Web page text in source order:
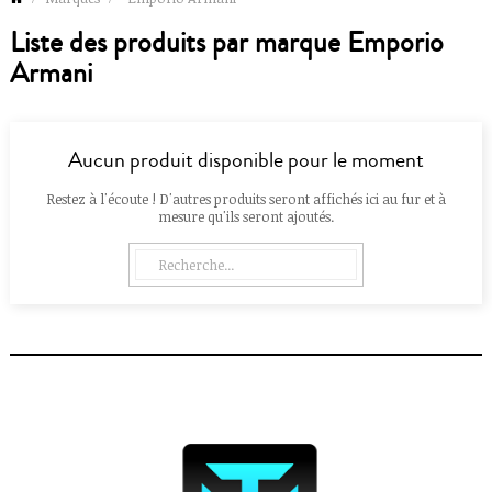
Liste des produits par marque Emporio
Armani
Aucun produit disponible pour le moment
Restez à l'écoute ! D'autres produits seront affichés ici au fur et à
mesure qu'ils seront ajoutés.